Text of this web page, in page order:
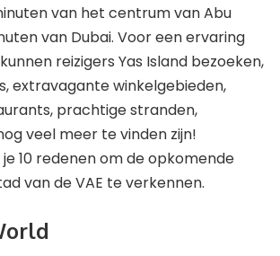
van het centrum van Abu
van Dubai. Voor een ervaring
reizigers Yas Island bezoeken,
extravagante winkelgebieden,
prachtige stranden,
veel meer te vinden zijn!
10 redenen om de opkomende
van de VAE te verkennen.